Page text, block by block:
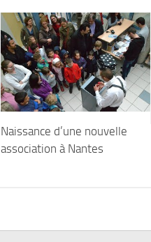
Naissance d’une nouvelle
association à Nantes